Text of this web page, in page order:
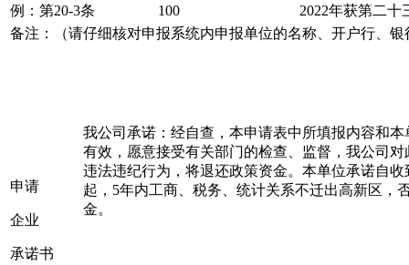
例：第20-3条
100
2022年获第二十
备注：（请仔细核对申报系统内申报单位的名称、开户行、
申请
企业
承诺书
我公司承诺：经自查，本申请表中所填报内容和
有效，愿意接受有关部门的检查、监督，我公司
违法违纪行为，将退还政策资金。本单位承诺自
起，5年内工商、税务、统计关系不迁出高新区，
金。